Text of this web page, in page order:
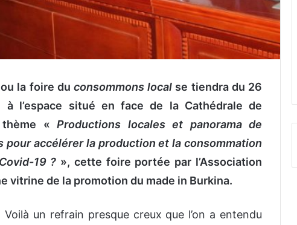
ou la foire du consommons local se tiendra du 26
à l’espace situé en face de la Cathédrale de
thème « Productions locales et panorama de
accélérer la production et la consommation
19 ? », cette foire portée par l’Association
vitrine de la promotion du made in Burkina.
un refrain presque creux que l’on a entendu